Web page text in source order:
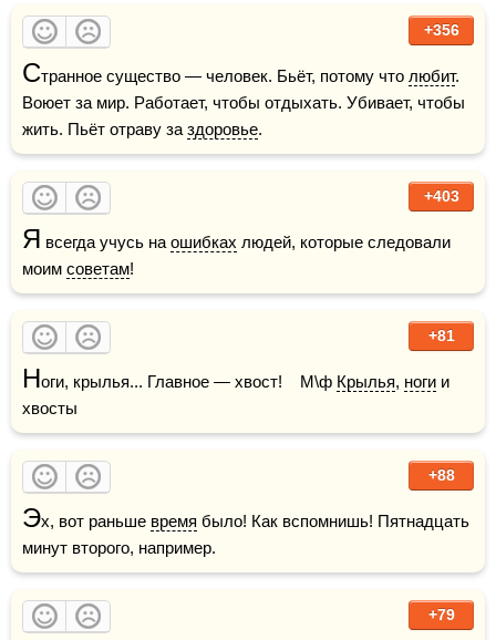
+356
Странное существо — человек. Бьёт, потому что любит.
Воюет за мир. Работает, чтобы отдыхать. Убивает, чтобы
жить. Пьёт отраву за здоровье.
+403
Я всегда учусь на ошибках людей, которые следовали
моим советам!
+81
Ноги, крылья... Главное — хвост!    М\ф Крылья, ноги и
хвосты
+88
Эх, вот раньше время было! Как вспомнишь! Пятнадцать
минут второго, например.
+79